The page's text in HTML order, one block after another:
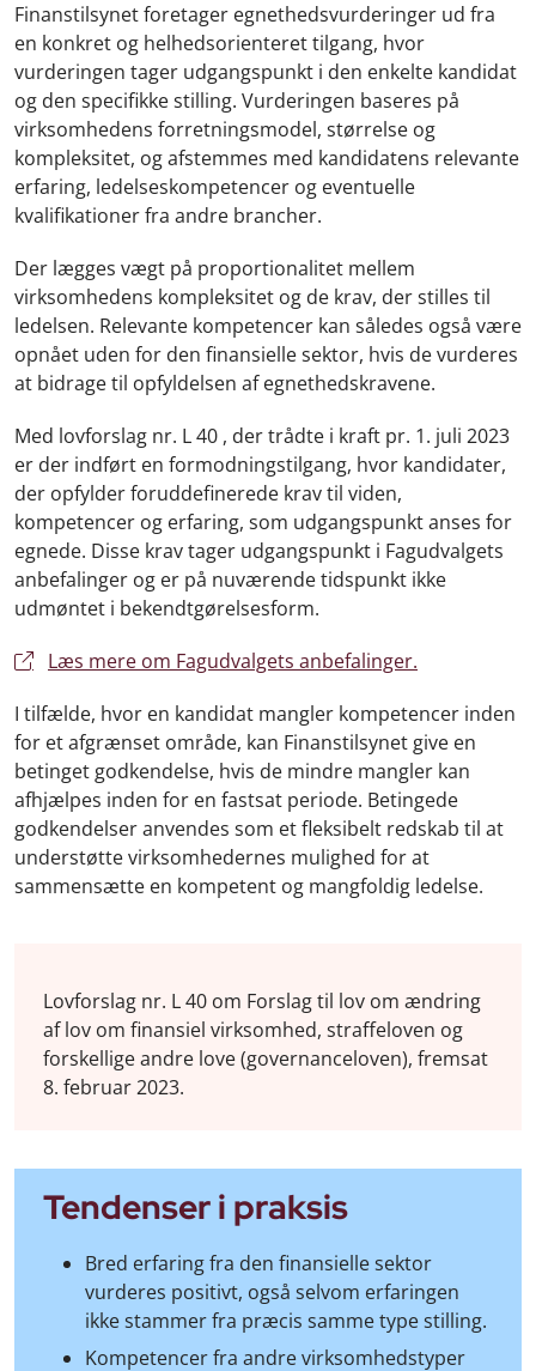
Finanstilsynet foretager egnethedsvurderinger ud fra
en konkret og helhedsorienteret tilgang, hvor
vurderingen tager udgangspunkt i den enkelte kandidat
og den specifikke stilling. Vurderingen baseres på
virksomhedens forretningsmodel, størrelse og
kompleksitet, og afstemmes med kandidatens relevante
erfaring, ledelseskompetencer og eventuelle
kvalifikationer fra andre brancher.
Der lægges vægt på proportionalitet mellem
virksomhedens kompleksitet og de krav, der stilles til
ledelsen. Relevante kompetencer kan således også være
opnået uden for den finansielle sektor, hvis de vurderes
at bidrage til opfyldelsen af egnethedskravene.
Med lovforslag nr. L 40 , der trådte i kraft pr. 1. juli 2023
er der indført en formodningstilgang, hvor kandidater,
der opfylder foruddefinerede krav til viden,
kompetencer og erfaring, som udgangspunkt anses for
egnede. Disse krav tager udgangspunkt i Fagudvalgets
anbefalinger og er på nuværende tidspunkt ikke
udmøntet i bekendtgørelsesform.
Læs mere om Fagudvalgets anbefalinger.
I tilfælde, hvor en kandidat mangler kompetencer inden
for et afgrænset område, kan Finanstilsynet give en
betinget godkendelse, hvis de mindre mangler kan
afhjælpes inden for en fastsat periode. Betingede
godkendelser anvendes som et fleksibelt redskab til at
understøtte virksomhedernes mulighed for at
sammensætte en kompetent og mangfoldig ledelse.
Lovforslag nr. L 40 om Forslag til lov om ændring
af lov om finansiel virksomhed, straffeloven og
forskellige andre love (governanceloven), fremsat
8. februar 2023.
Tendenser i praksis
Bred erfaring fra den finansielle sektor
vurderes positivt, også selvom erfaringen
ikke stammer fra præcis samme type stilling.
Kompetencer fra andre virksomhedstyper